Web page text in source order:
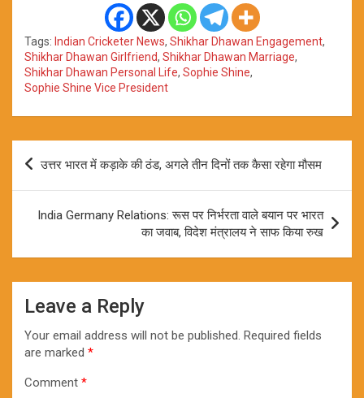
Tags: Indian Cricketer News, Shikhar Dhawan Engagement,
Shikhar Dhawan Girlfriend, Shikhar Dhawan Marriage,
Shikhar Dhawan Personal Life, Sophie Shine,
Sophie Shine Vice President
Post
navigation
उत्तर भारत में कड़ाके की ठंड, अगले तीन दिनों तक कैसा रहेगा मौसम
India Germany Relations: रूस पर निर्भरता वाले बयान पर भारत
का जवाब, विदेश मंत्रालय ने साफ किया रुख
Leave a Reply
Your email address will not be published. Required fields
are marked *
Comment *